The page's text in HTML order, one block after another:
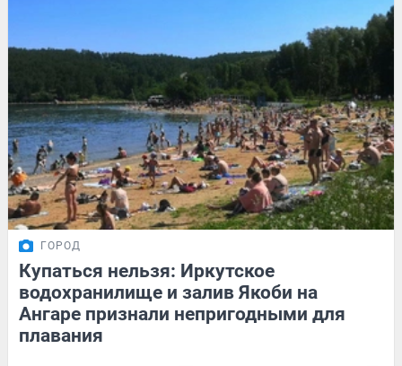
ГОРОД
Купаться нельзя: Иркутское
водохранилище и залив Якоби на
Ангаре признали непригодными для
плавания